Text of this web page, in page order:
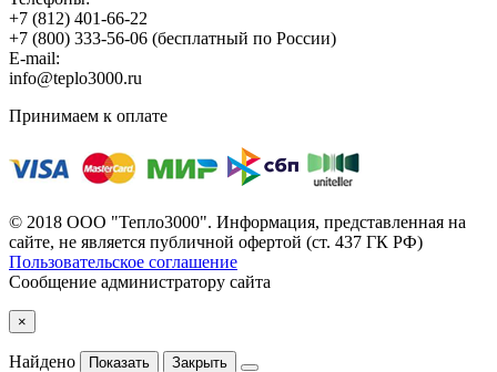
+7 (812) 401-66-22
+7 (800) 333-56-06 (бесплатный по России)
E-mail:
info@teplo3000.ru
Принимаем к оплате
© 2018 ООО "Тепло3000". Информация, представленная на
сайте, не является публичной офертой (ст. 437 ГК РФ)
Пользовательское соглашение
Сообщение администратору сайта
×
Найдено Показать Закрыть